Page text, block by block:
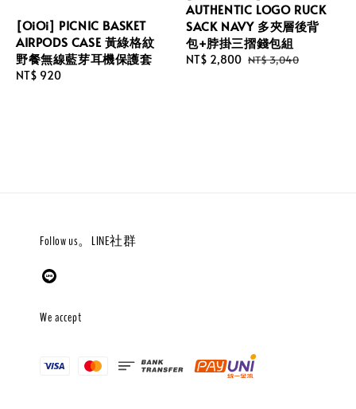
[OiOi] PICNIC BASKET
AIRPODS CASE 黃綠格紋
野餐無線藍芽耳機保護套
Regular
NT$ 920
AUTHENTIC LOGO RUCK
SACK NAVY 多夾層後背
包+脖掛三摺錢包組
Sale
NT$ 2,800 Regular
NT$ 3,040
Follow us。LINE社群
We accept